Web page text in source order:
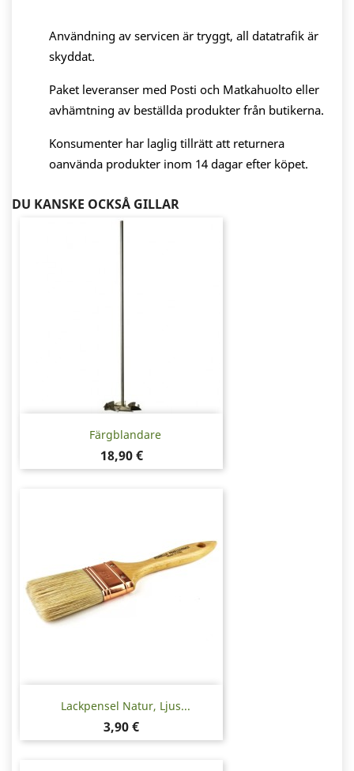
Användning av servicen är tryggt, all datatrafik är
skyddat.
Paket leveranser med Posti och Matkahuolto eller
avhämtning av beställda produkter från butikerna.
Konsumenter har laglig tillrätt att returnera
oanvända produkter inom 14 dagar efter köpet.
DU KANSKE OCKSÅ GILLAR
Färgblandare
Pris
18,90 €
Lackpensel Natur, Ljus...
Pris
3,90 €